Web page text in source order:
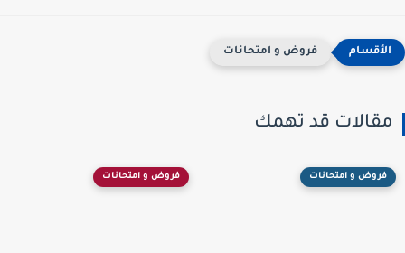
فروض و امتحانات
مقالات قد تهمك
فروض و امتحانات فروض و امتحانات